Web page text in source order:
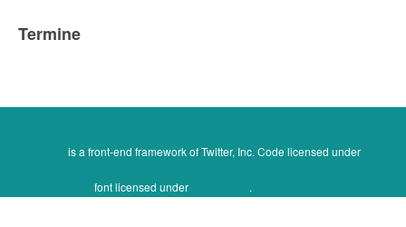
Termine
is a front-end framework of Twitter, Inc. Code licensed under
font licensed under .